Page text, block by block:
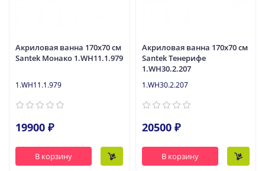
Акриловая ванна 170x70 см
Santek Монако 1.WH11.1.979
1.WH11.1.979
19900 ₽
В корзину
Акриловая ванна 170x70 см
Santek Тенерифе
1.WH30.2.207
1.WH30.2.207
20500 ₽
В корзину